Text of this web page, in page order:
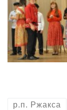
р.п. Ржакса